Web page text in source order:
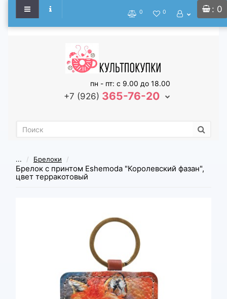
: 0
0 0
пн - пт: с 9.00 до 18.00
+7 (926) 365-76-20
... Брелоки
Брелок с принтом Eshemoda "Королевский фазан",
цвет терракотовый